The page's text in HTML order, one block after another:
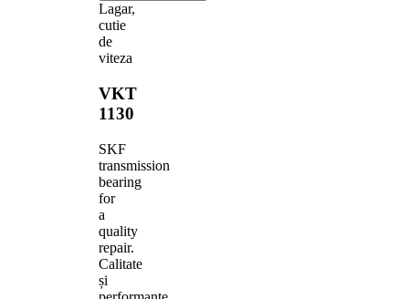
Lagar,
cutie
de
viteza
VKT
1130
SKF
transmission
bearing
for
a
quality
repair.
Calitate
și